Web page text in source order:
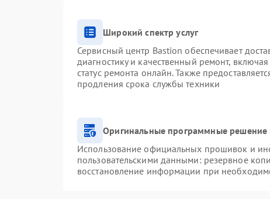
Широкий спектр услуг
Сервисный центр Bastion обеспечивает
диагностику и качественный ремонт,
статус ремонта онлайн. Также
продления срока службы техники
Оригинальные программные решение
Использование официальных прошивок и
пользовательскими данными: резервное
восстановление информации при